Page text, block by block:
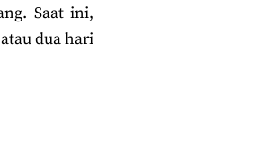
Saat ini,
dua hari